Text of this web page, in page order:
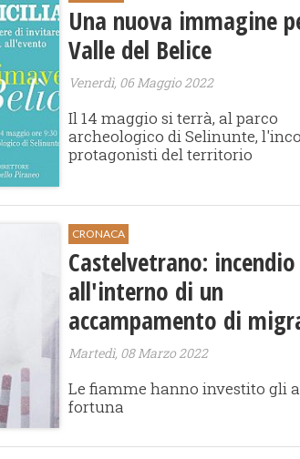
Una nuova immagine
Valle del Belice
Venerdì, 06 Maggio 2022
Il 14 maggio si terrà, al parco
archeologico di Selinunte,
protagonisti del territorio
CRONACA
Castelvetrano: incendio
all'interno di un
accampamento di
Martedì, 08 Marzo 2022
Le fiamme hanno investito gli
fortuna